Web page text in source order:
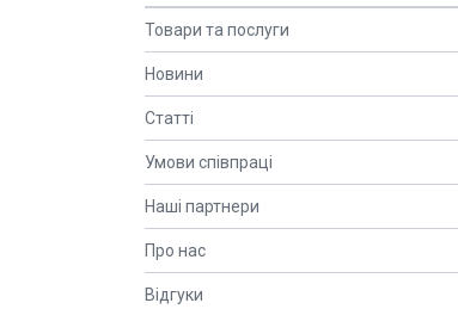
Товари та послуги
Новини
Статті
Умови співпраці
Наші партнери
Про нас
Відгуки